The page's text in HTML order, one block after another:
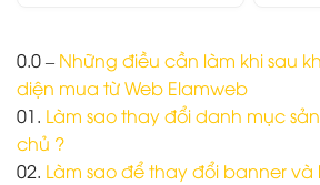
0.0 – Những điều cần làm khi sau
diện mua từ Web Elamweb
01. Làm sao thay đổi danh mục
chủ ?
02. Làm sao để thay đổi banner và